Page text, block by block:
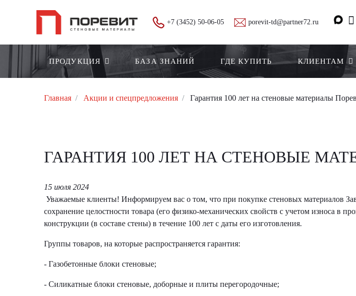
+7 (3452) 50-06-05 porevit-td@partner72.ru
ПРОДУКЦИЯ БАЗА ЗНАНИЙ ГДЕ КУПИТЬ КЛИЕНТАМ
Главная Акции и спецпредложения Гарантия 100 лет на стеновые материалы
ГАРАНТИЯ 100 ЛЕТ НА СТЕНОВЫЕ
15 июля 2024
Уважаемые клиенты! Информируем вас о том, что при покупке стеновых материалов
сохранение целостности товара (его физико-механических свойств с учетом износа в
конструкции (в составе стены) в течение 100 лет с даты его изготовления.
Группы товаров, на которые распространяется гарантия:
- Газобетонные блоки стеновые;
- Силикатные блоки стеновые, доборные и плиты перегородочные;